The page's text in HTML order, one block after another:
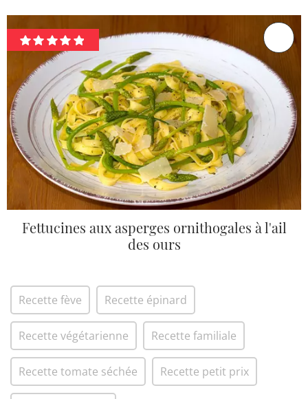
Fettucines aux asperges ornithogales à l'ail
des ours
Recette fève Recette épinard
Recette végétarienne Recette familiale
Recette tomate séchée Recette petit prix